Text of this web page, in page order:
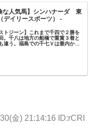
な人気馬】シンハナーダ 東
デイリースポーツ） -
トジーン】これまで千四で２勝を
。千八は地方の船橋で重賞３着と
違う。福島での千七Ｖは最内から
金) 21:14:16 ID:rCRI